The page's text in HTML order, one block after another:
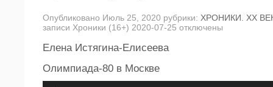
Опубликовано Июль 25, 2020 рубрики: ХРОНИКИ. ХХ
записи Хроники (16+) 2020-07-25 отключены
Елена Истягина-Елисеева
Олимпиада-80 в Москве